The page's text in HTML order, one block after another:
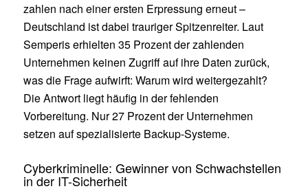
zahlen nach einer ersten Erpressung erneut –
Deutschland ist dabei trauriger Spitzenreiter. Laut
Semperis erhielten 35 Prozent der zahlenden
Unternehmen keinen Zugriff auf ihre Daten zurück,
was die Frage aufwirft: Warum wird weitergezahlt?
Die Antwort liegt häufig in der fehlenden
Vorbereitung. Nur 27 Prozent der Unternehmen
setzen auf spezialisierte Backup-Systeme.
Cyberkriminelle: Gewinner von Schwachstellen
in der IT-Sicherheit